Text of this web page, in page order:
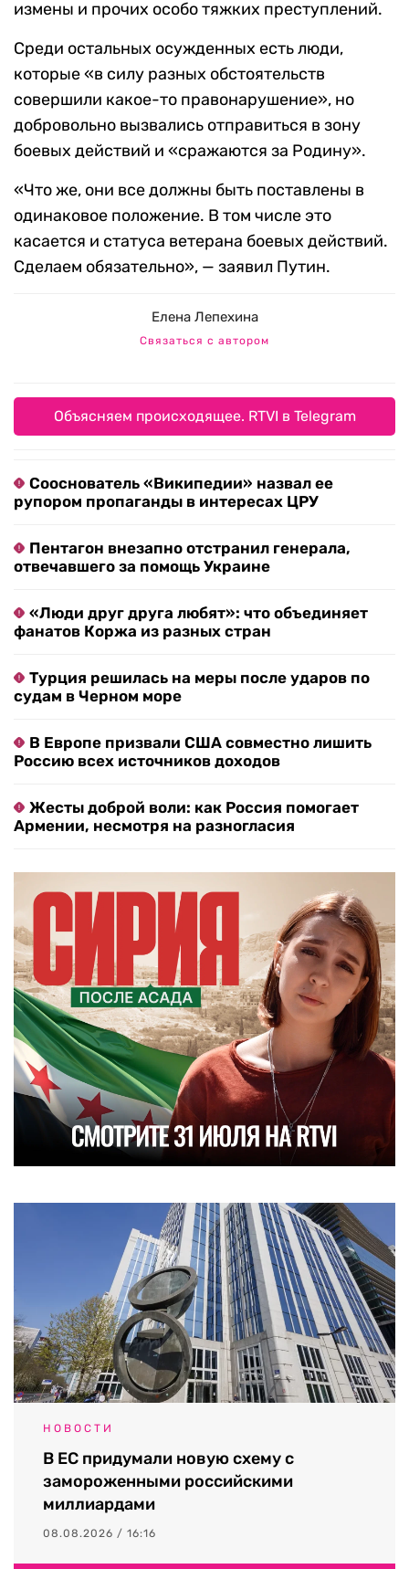
измены и прочих особо тяжких преступлений.
Среди остальных осужденных есть люди,
которые «в силу разных обстоятельств
совершили какое-то правонарушение», но
добровольно вызвались отправиться в зону
боевых действий и «сражаются за Родину».
«Что же, они все должны быть поставлены в
одинаковое положение. В том числе это
касается и статуса ветерана боевых действий.
Сделаем обязательно», — заявил Путин.
Елена Лепехина
Связаться с автором
Объясняем происходящее. RTVI в Telegram
Сооснователь «Википедии» назвал ее
рупором пропаганды в интересах ЦРУ
Пентагон внезапно отстранил генерала,
отвечавшего за помощь Украине
«Люди друг друга любят»: что объединяет
фанатов Коржа из разных стран
Турция решилась на меры после ударов по
судам в Черном море
В Европе призвали США совместно лишить
Россию всех источников доходов
Жесты доброй воли: как Россия помогает
Армении, несмотря на разногласия
НОВОСТИ
В ЕС придумали новую схему с
замороженными российскими
миллиардами
08.08.2026 / 16:16